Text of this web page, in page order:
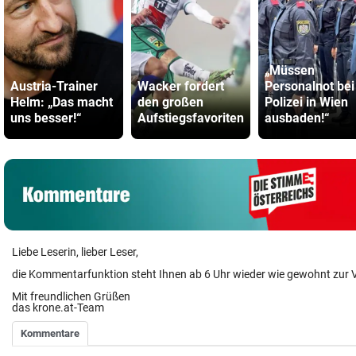
Austria-Trainer
Helm: „Das macht
uns besser!“
Wacker fordert
den großen
Aufstiegsfavoriten
„Müssen
Personalnot bei
Polizei in Wien
ausbaden!“
Liebe Leserin, lieber Leser,
die Kommentarfunktion steht Ihnen ab 6 Uhr wieder wie gewohnt zur
Mit freundlichen Grüßen
das krone.at-Team